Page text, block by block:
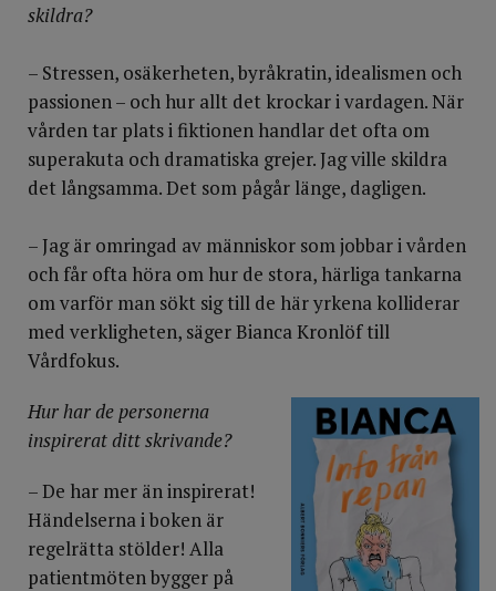
skildra?
– Stressen, osäkerheten, byråkratin, idealismen och
passionen – och hur allt det krockar i vardagen. När
vården tar plats i fiktionen handlar det ofta om
superakuta och dramatiska grejer. Jag ville skildra
det långsamma. Det som pågår länge, dagligen.
– Jag är omringad av människor som jobbar i vården
och får ofta höra om hur de stora, härliga tankarna
om varför man sökt sig till de här yrkena kolliderar
med verkligheten, säger Bianca Kronlöf till
Vårdfokus.
Hur har de personerna
inspirerat ditt skrivande?
– De har mer än inspirerat!
Händelserna i boken är
regelrätta stölder! Alla
patientmöten bygger på